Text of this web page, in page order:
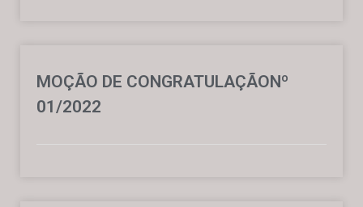
MOÇÃO DE CONGRATULAÇÃONº
01/2022